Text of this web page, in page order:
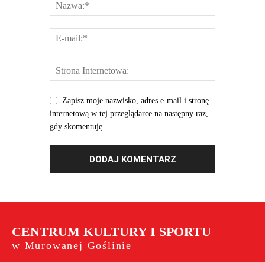
Zapisz moje nazwisko, adres e-mail i stronę
internetową w tej przeglądarce na następny raz,
gdy skomentuję.
CENTRUM KULTURY I SPORTU
w Murowanej Goślinie